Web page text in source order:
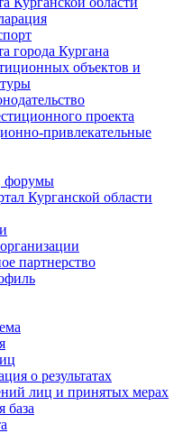
города Кургана
объектов и
проекта
привлекательные
форумы
Курганской области
партнерство
о результатах
лиц и принятых мерах
база